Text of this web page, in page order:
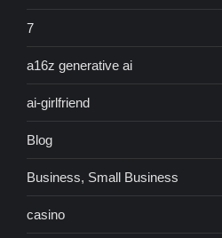
7
a16z generative ai
ai-girlfriend
Blog
Business, Small Business
casino